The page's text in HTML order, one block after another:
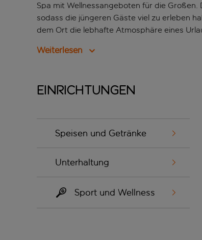
Spa mit Wellnessangeboten für die
sodass die jüngeren Gäste viel zu erleben
dem Ort die lebhafte Atmosphäre eines
Weiterlesen
Einrichtungen
Speisen und Getränke
Unterhaltung
Sport und Wellness